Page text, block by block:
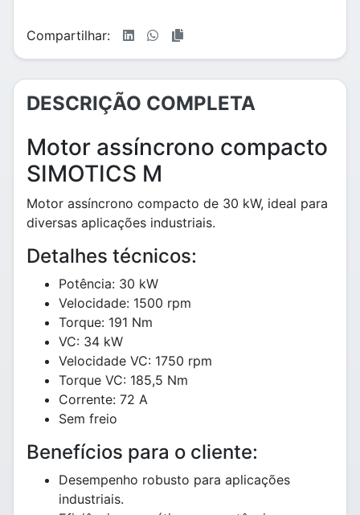
Compartilhar:
DESCRIÇÃO COMPLETA
Motor assíncrono compacto
SIMOTICS M
Motor assíncrono compacto de 30 kW, ideal para
diversas aplicações industriais.
Detalhes técnicos:
Potência: 30 kW
Velocidade: 1500 rpm
Torque: 191 Nm
VC: 34 kW
Velocidade VC: 1750 rpm
Torque VC: 185,5 Nm
Corrente: 72 A
Sem freio
Benefícios para o cliente:
Desempenho robusto para aplicações
industriais.